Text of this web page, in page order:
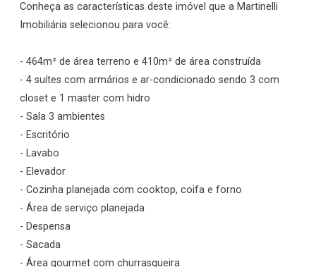
Conheça as características deste imóvel que a Martinelli
Imobiliária selecionou para você:
- 464m² de área terreno e 410m² de área construída
- 4 suítes com armários e ar-condicionado sendo 3 com
closet e 1 master com hidro
- Sala 3 ambientes
- Escritório
- Lavabo
- Elevador
- Cozinha planejada com cooktop, coifa e forno
- Área de serviço planejada
- Despensa
- Sacada
- Área gourmet com churrasqueira